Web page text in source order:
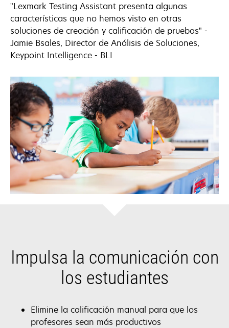
en
una
pestaña
nueva
"Lexmark Testing Assistant presenta algunas
características que no hemos visto en otras
soluciones de creación y calificación de pruebas" -
Jamie Bsales, Director de Análisis de Soluciones,
Keypoint Intelligence - BLI
Impulsa la comunicación con
los estudiantes
Elimine la calificación manual para que los
profesores sean más productivos